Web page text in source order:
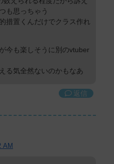
も思っちゃう
措置くんだけでクラス作れ
今も楽しそうに別のvtuber
る気全然ないのかもなあ
返信
AM